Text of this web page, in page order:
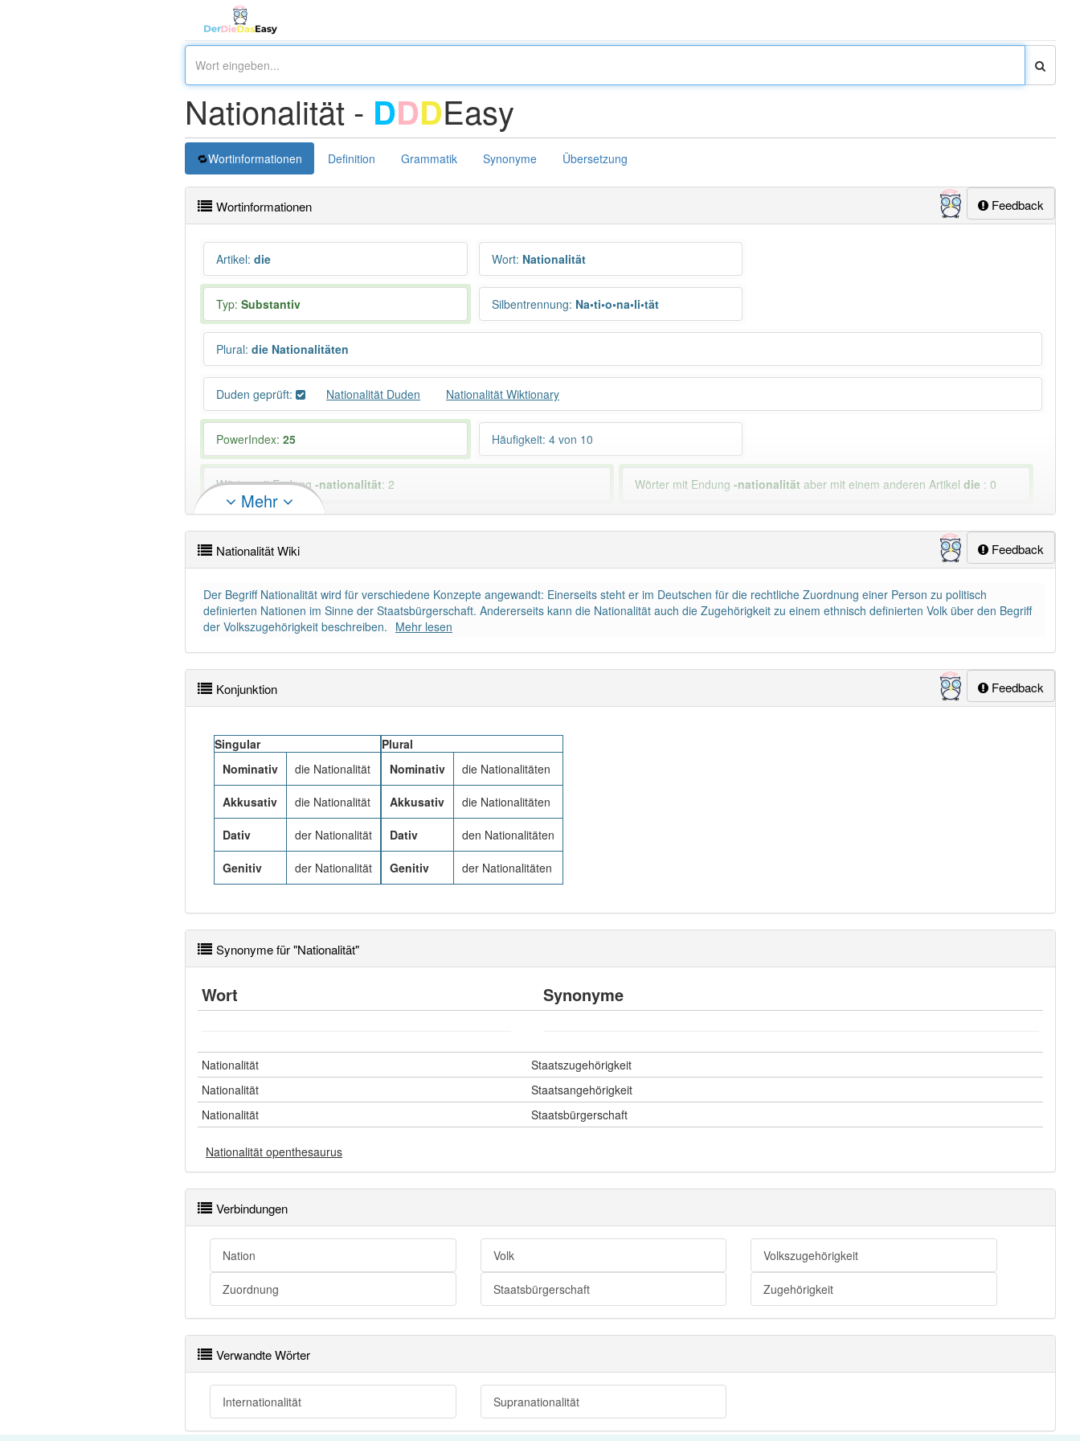
Nationalität - DDDEasy
Wortinformationen Definition Grammatik Synonyme Übersetzung
Feedback
Wortinformationen
Artikel: die Wort: Nationalität
Typ: Substantiv Silbentrennung: Na•ti•o•na•li•tät
Plural: die Nationalitäten
Duden geprüft: Nationalität Duden Nationalität Wiktionary
PowerIndex: 25 Häufigkeit: 4 von 10
Wörter mit Endung -nationalität: 2 Wörter mit Endung-nationalität aber mit einem anderen Artikeldie : 0
Das Wort wird häufig verwendet im Bereich bildungssprachlich 94% unserer Spielapp-Nutzer haben den Artikel korrekt erraten.
Mehr
Feedback
Nationalität Wiki
Der Begriff Nationalität wird für verschiedene Konzepte angewandt: Einerseits steht er im Deutschen für die rechtliche Zuordnung einer Person zu politisch
definierten Nationen im Sinne der Staatsbürgerschaft. Andererseits kann die Nationalität auch die Zugehörigkeit zu einem ethnisch definierten Volk über den Begriff
der Volkszugehörigkeit beschreiben. Mehr lesen
Feedback
Konjunktion
Singular
Nominativ
die Nationalität
Akkusativ die Nationalität
Dativ der Nationalität
Genitiv der Nationalität
Plural
Nominativ
die Nationalitäten
Akkusativ die Nationalitäten
Dativ den Nationalitäten
Genitiv der Nationalitäten
Synonyme für "Nationalität"
Wort Synonyme
Nationalität
Staatszugehörigkeit
Nationalität
Staatsangehörigkeit
Nationalität
Staatsbürgerschaft
Nationalität openthesaurus
Verbindungen
Nation Volk Volkszugehörigkeit
Zuordnung Staatsbürgerschaft Zugehörigkeit
Verwandte Wörter
Internationalität Supranationalität